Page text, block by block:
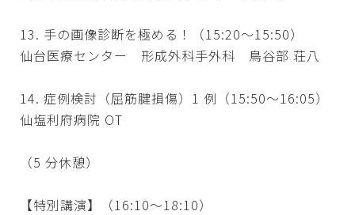
13. 手の画像診断を極める！（15:20～15:50）
仙台医療センター 形成外科手外科 鳥谷部 荘八
14. 症例検討（屈筋腱損傷）1 例（15:50～16:05）
仙塩利府病院 OT
（5 分休憩）
【特別講演】（16:10～18:10）